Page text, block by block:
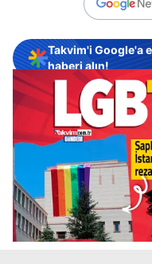
Takvim'i Google'a
haberi alın!